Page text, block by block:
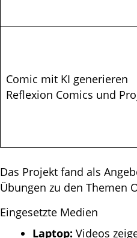
Comic mit KI generieren
Reflexion Comics und
Das Projekt fand als
Übungen zu den Themen
Eingesetzte Medien
Laptop: Videos